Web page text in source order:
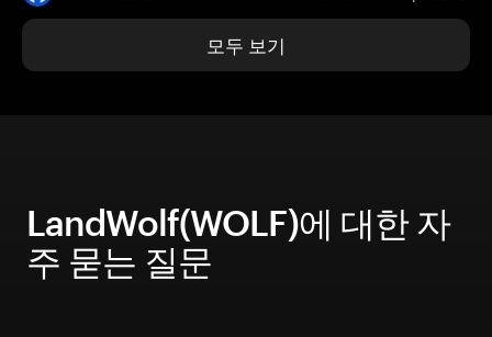
모두 보기
LandWolf(WOLF)에 대한 자
주 묻는 질문